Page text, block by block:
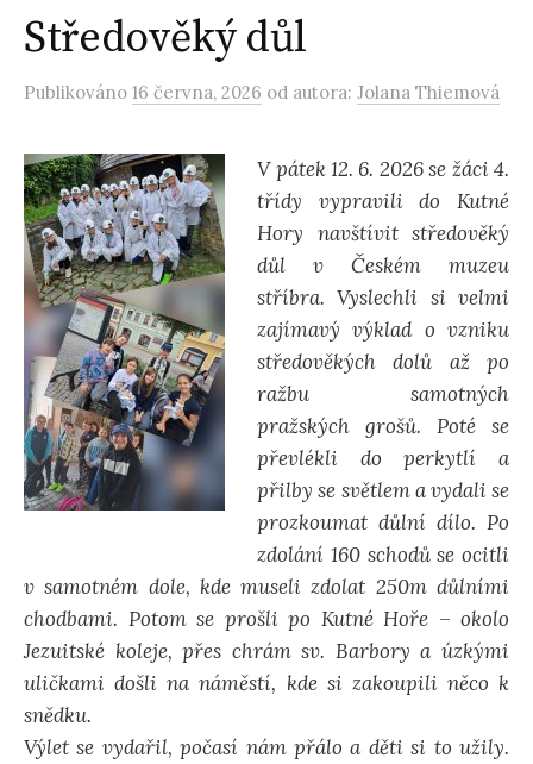
Středověký důl
Publikováno 16 června, 2026 od autora: Jolana Thiemová
V pátek 12. 6. 2026 se žáci 4.
třídy vypravili do Kutné
Hory navštívit středověký
důl v Českém muzeu
stříbra. Vyslechli si velmi
zajímavý výklad o vzniku
středověkých dolů až po
ražbu samotných
pražských grošů. Poté se
převlékli do perkytlí a
přilby se světlem a vydali se
prozkoumat důlní dílo. Po
zdolání 160 schodů se ocitli
v samotném dole, kde museli zdolat 250m důlními
chodbami. Potom se prošli po Kutné Hoře – okolo
Jezuitské koleje, přes chrám sv. Barbory a úzkými
uličkami došli na náměstí, kde si zakoupili něco k
snědku.
Výlet se vydařil, počasí nám přálo a děti si to užily.